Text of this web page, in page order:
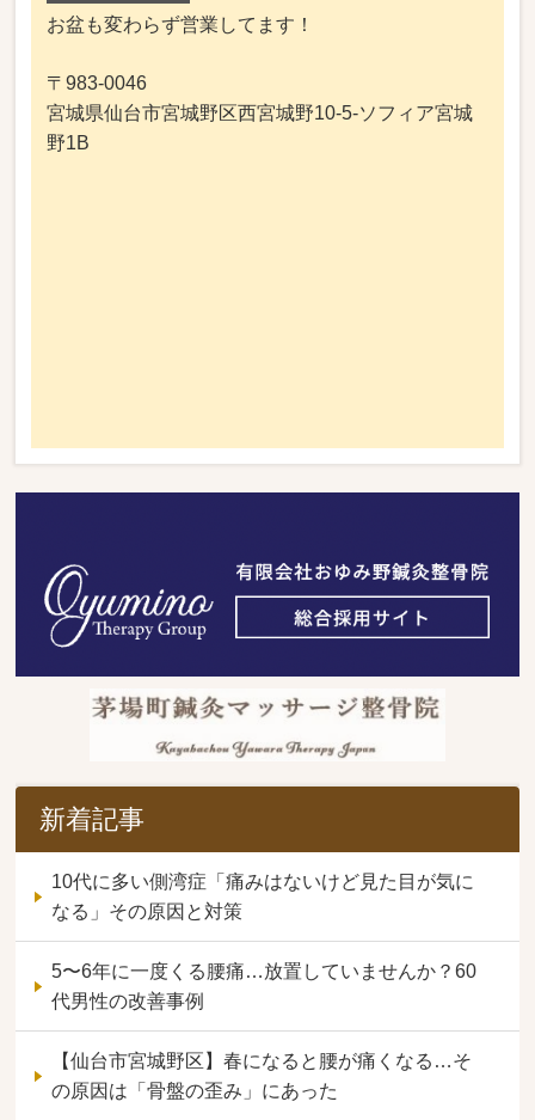
お盆も変わらず営業してます！
〒983-0046
宮城県仙台市宮城野区西宮城野10-5-ソフィア宮城
野1B
新着記事
10代に多い側湾症「痛みはないけど見た目が気に
なる」その原因と対策
5〜6年に一度くる腰痛…放置していませんか？60
代男性の改善事例
【仙台市宮城野区】春になると腰が痛くなる…そ
の原因は「骨盤の歪み」にあった